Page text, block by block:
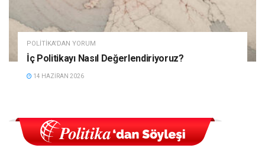
POLITIKA'DAN YORUM
İç Politikayı Nasıl Değerlendiriyoruz?
14 HAZIRAN 2026